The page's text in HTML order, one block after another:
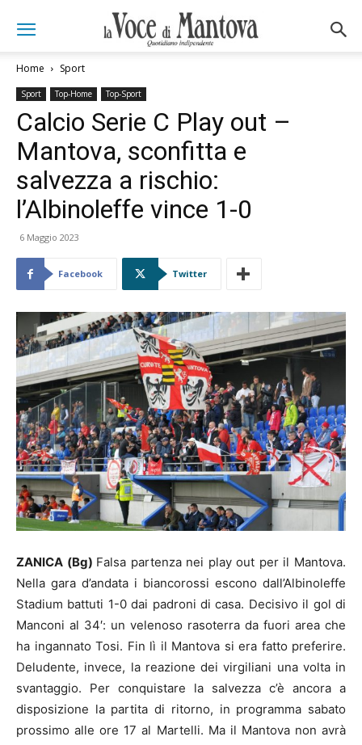
Home Sport
Sport Top-Home Top-Sport
Calcio Serie C Play out –
Mantova, sconfitta e
salvezza a rischio:
l’Albinoleffe vince 1-0
6 Maggio 2023
Facebook Twitter
ZANICA (Bg) Falsa partenza nei play out per il Mantova.
Nella gara d’andata i biancorossi escono dall’Albinoleffe
Stadium battuti 1-0 dai padroni di casa. Decisivo il gol di
Manconi al 34′: un velenoso rasoterra da fuori area che
ha ingannato Tosi. Fin lì il Mantova si era fatto preferire.
Deludente, invece, la reazione dei virgiliani una volta in
svantaggio. Per conquistare la salvezza c’è ancora a
disposizione la partita di ritorno, in programma sabato
prossimo alle ore 17 al Martelli. Ma il Mantova non avrà